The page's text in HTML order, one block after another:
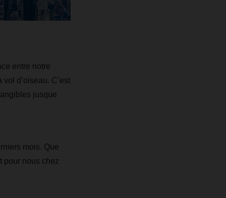
entre notre
d’oiseau. C’est
jusque
mois. Que
pour nous chez